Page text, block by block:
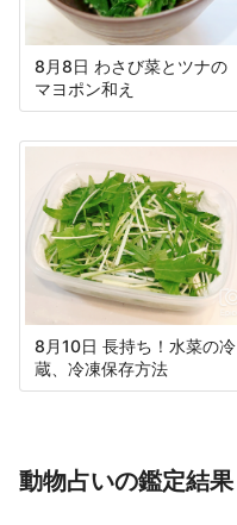
8月8日 わさび菜とツナの
マヨポン和え
8月10日 長持ち！水菜の冷
蔵、冷凍保存方法
動物占いの鑑定結果